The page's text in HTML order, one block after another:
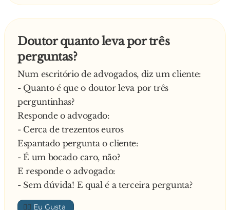
Doutor quanto leva por três
perguntas?
Num escritório de advogados, diz um cliente:
- Quanto é que o doutor leva por três
perguntinhas?
Responde o advogado:
- Cerca de trezentos euros
Espantado pergunta o cliente:
- É um bocado caro, não?
E responde o advogado:
- Sem dúvida! E qual é a terceira pergunta?
👍🏼